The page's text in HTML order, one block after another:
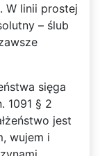
W linii prostej
– ślub
sięga
1091 § 2
jest
wujem i